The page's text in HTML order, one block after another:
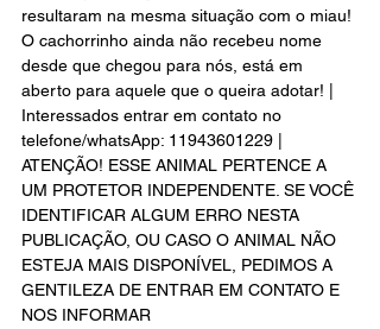
resultaram na mesma situação com o miau!
O cachorrinho ainda não recebeu nome
desde que chegou para nós, está em
aberto para aquele que o queira adotar! |
Interessados entrar em contato no
telefone/whatsApp: 11943601229 |
ATENÇÃO! ESSE ANIMAL PERTENCE A
UM PROTETOR INDEPENDENTE. SE VOCÊ
IDENTIFICAR ALGUM ERRO NESTA
PUBLICAÇÃO, OU CASO O ANIMAL NÃO
ESTEJA MAIS DISPONÍVEL, PEDIMOS A
GENTILEZA DE ENTRAR EM CONTATO E
NOS INFORMAR